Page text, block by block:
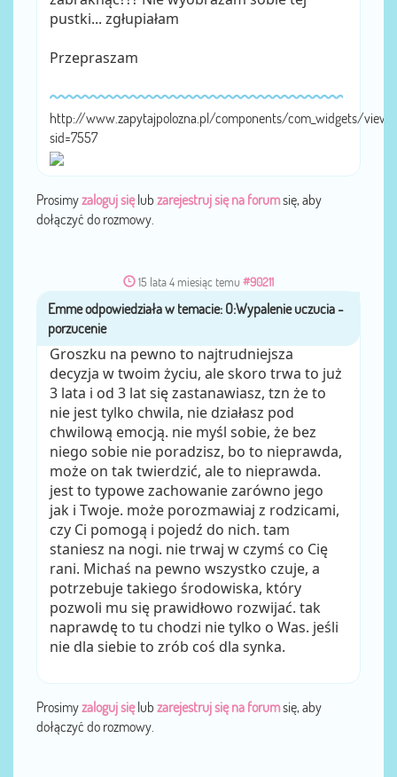
pustki... zgłupiałam
Przepraszam
http://www.zapytajpolozna.pl/components/com_widgets/
sid=7557
Prosimyzaloguj sięlub zarejestruj się na forumsię, aby
dołączyć do rozmowy.
15 lata 4 miesiąc temu #90211
przezEmme
Groszku na pewno to najtrudniejsza
decyzja w twoim życiu, ale skoro trwa to już
3 lata i od 3 lat się zastanawiasz, tzn że to
nie jest tylko chwila, nie działasz pod
chwilową emocją. nie myśl sobie, że bez
niego sobie nie poradzisz, bo to nieprawda,
może on tak twierdzić, ale to nieprawda.
jest to typowe zachowanie zarówno jego
jak i Twoje. może porozmawiaj z rodzicami,
czy Ci pomogą i pojedź do nich. tam
staniesz na nogi. nie trwaj w czymś co Cię
rani. Michaś na pewno wszystko czuje, a
potrzebuje takiego środowiska, który
pozwoli mu się prawidłowo rozwijać. tak
naprawdę to tu chodzi nie tylko o Was. jeśli
nie dla siebie to zrób coś dla synka.
Prosimyzaloguj sięlub zarejestruj się na forumsię, aby
dołączyć do rozmowy.